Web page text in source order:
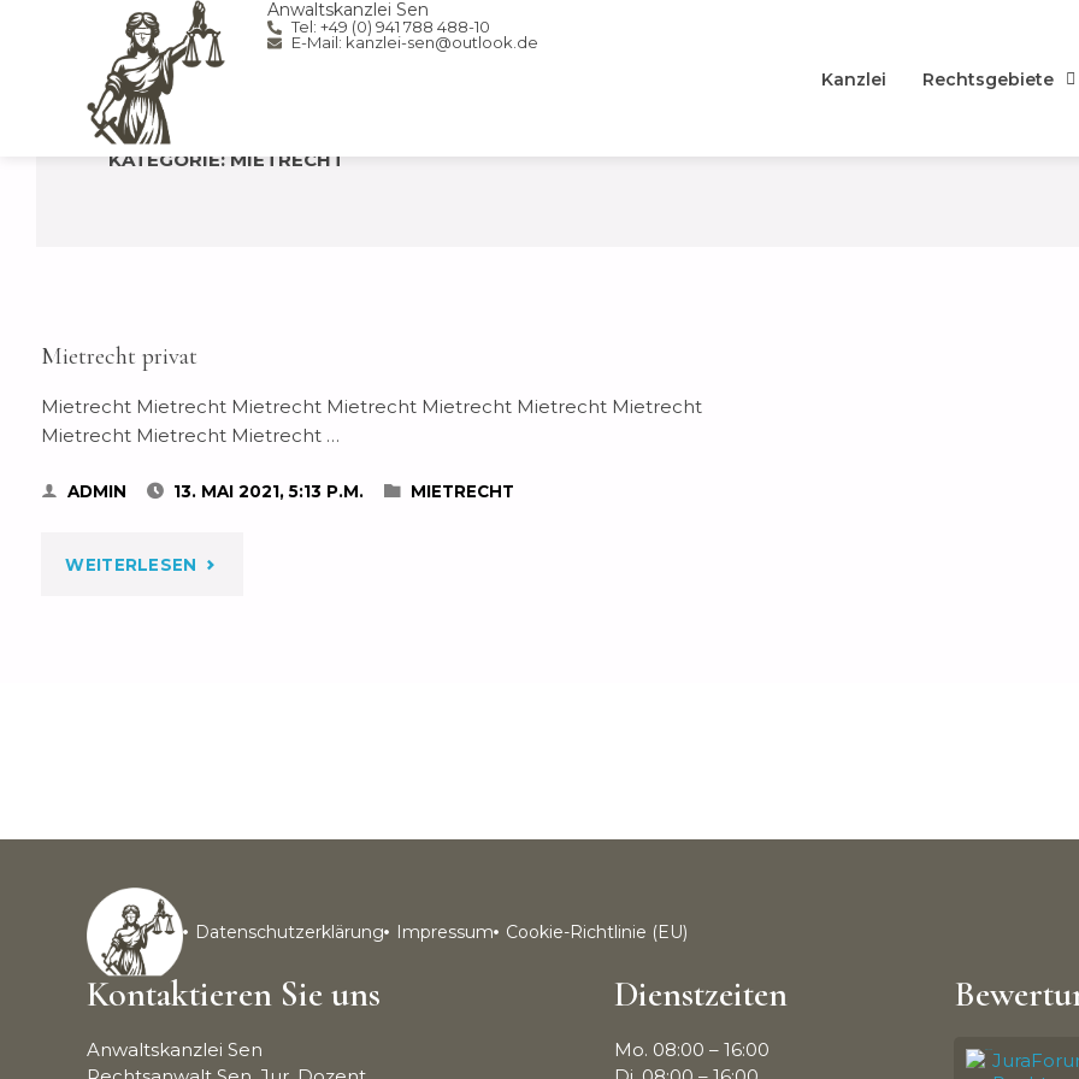
Anwaltskanzlei Sen
Tel: +49 (0) 941 788 488-10
E-Mail: kanzlei-sen@outlook.de
Kanzlei Rechtsgebiete
KATEGORIE:MIETRECHT
Mietrecht privat
Mietrecht Mietrecht Mietrecht Mietrecht Mietrecht Mietrecht Mietrecht
Mietrecht Mietrecht Mietrecht …
ADMIN 13. MAI 2021, 5:13 P.M. MIETRECHT
WEITERLESEN
Datenschutzerklärung Impressum Cookie-Richtlinie (EU)
Kontaktieren Sie uns
Anwaltskanzlei Sen
Dienstzeiten
Mo. 08:00 – 16:00